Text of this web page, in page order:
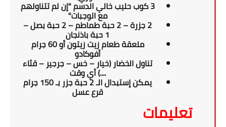
3 كوب حليب خالي الدسم "إن لم تتناولهم
مع الوجبات"
2 جزرة – 2 حبة طماطم – 2 حبة بصل –
1 حبة باذنجان
ملعقة طعام زيت زيتون أو 60 جرام
أفوكادو
تناول الخضار (خيار – خس – جرجير – قثاء
....) أي وقت
يمكن إستبدال الـ 2 حبة جزر بـ 150 جرام
قرع عسل
تعليمات